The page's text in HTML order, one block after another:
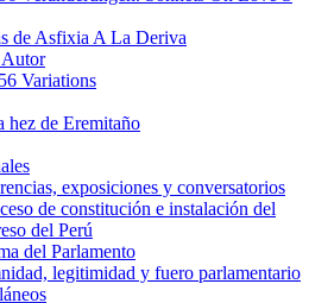
de Asfixia A La Deriva
Autor
Variations
hez de Eremitaño
exposiciones y conversatorios
de constitución e instalación del
del Perú
del Parlamento
legitimidad y fuero parlamentario